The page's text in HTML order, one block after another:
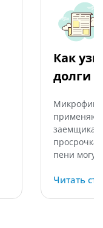
Как
долги
применяют
пени
Читать